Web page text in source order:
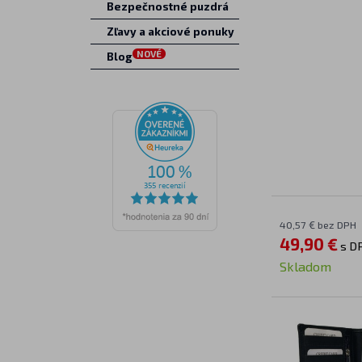
40,57 € bez DPH
49,90 €s
Skladom
Bezpečnostné puzdrá
Zľavy a akciové ponuky
Blog NOVÉ